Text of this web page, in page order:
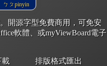
ㄅㄆpinyin
開源字型免費商用，可免安
軟體、或myViewBoard電子
載 排版格式匯出